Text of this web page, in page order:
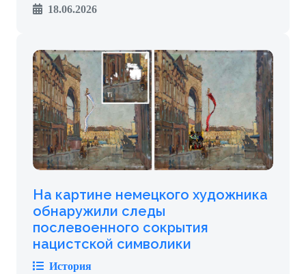
18.06.2026
На картине немецкого художника
обнаружили следы
послевоенного сокрытия
нацистской символики
История